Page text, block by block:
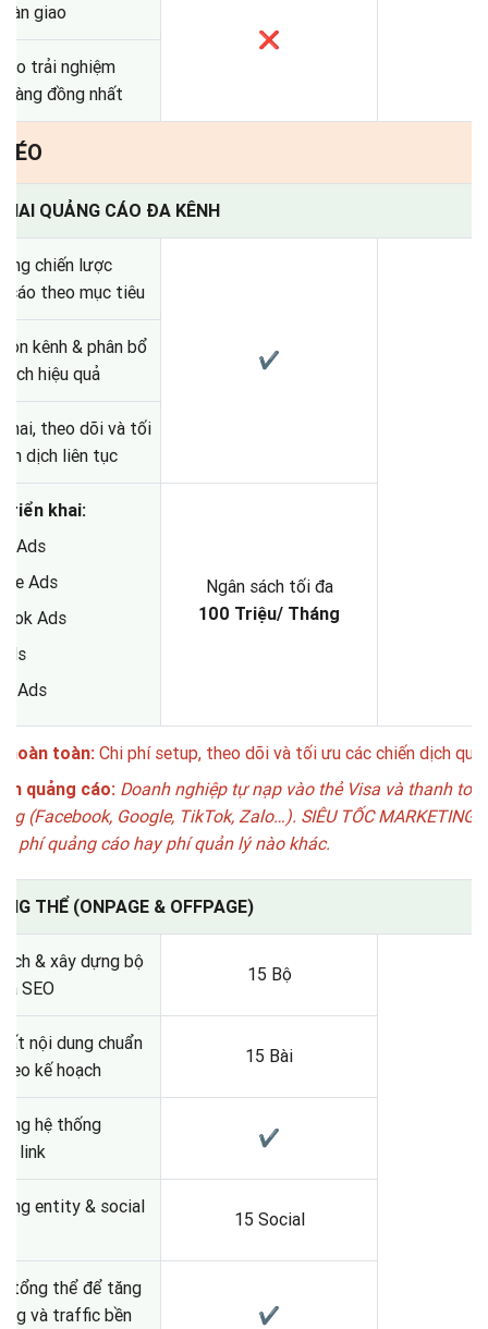
giao
❌
trải nghiệm
hàng đồng nhất
QUẢNG CÁO ĐA KÊNH
chiến lược
cáo theo mục tiêu
✔
kênh & phân bổ
hiệu quả
theo dõi và tối
dịch liên tục
triển khai:
Ads
Ads
Ads
Ads
Ngân sách tối đa
100 Triệu/ Tháng
hoàn toàn:Chi phí setup, theo dõi và tối ưu các chiến dịch
quảng cáo: Doanh nghiệp tự nạp vào thẻ Visa và thanh
(Facebook, Google, TikTok, Zalo…). SIÊU TỐC MARKETING
phí quảng cáo hay phí quản lý nào khác.
THỂ (ONPAGE & OFFPAGE)
& xây dựng bộ
SEO
15 Bộ
nội dung chuẩn
kế hoạch
15 Bài
hệ thống
link
✔
entity & social
15 Social
tổng thể để tăng
và traffic bền
✔